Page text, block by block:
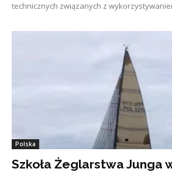
technicznych związanych z
Polska
Szkoła Żeglarstwa Junga